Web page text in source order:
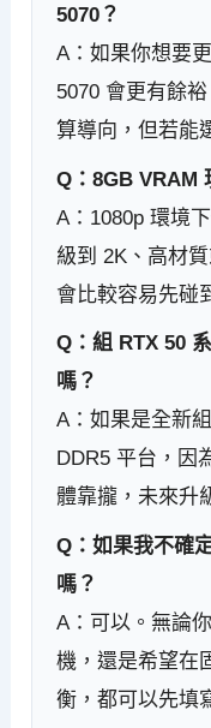
5070？
A：如果你想要
5070 會更有餘
算導向，但若能
Q：8GB VRAM
A：1080p 環境
級到 2K、高材
會比較容易先碰
Q：組 RTX 50
嗎？
A：如果是全新
DDR5 平台，因
體靠攏，未來升
Q：如果我不確
嗎？
A：可以。無論
機，還是希望在
衡，都可以先填